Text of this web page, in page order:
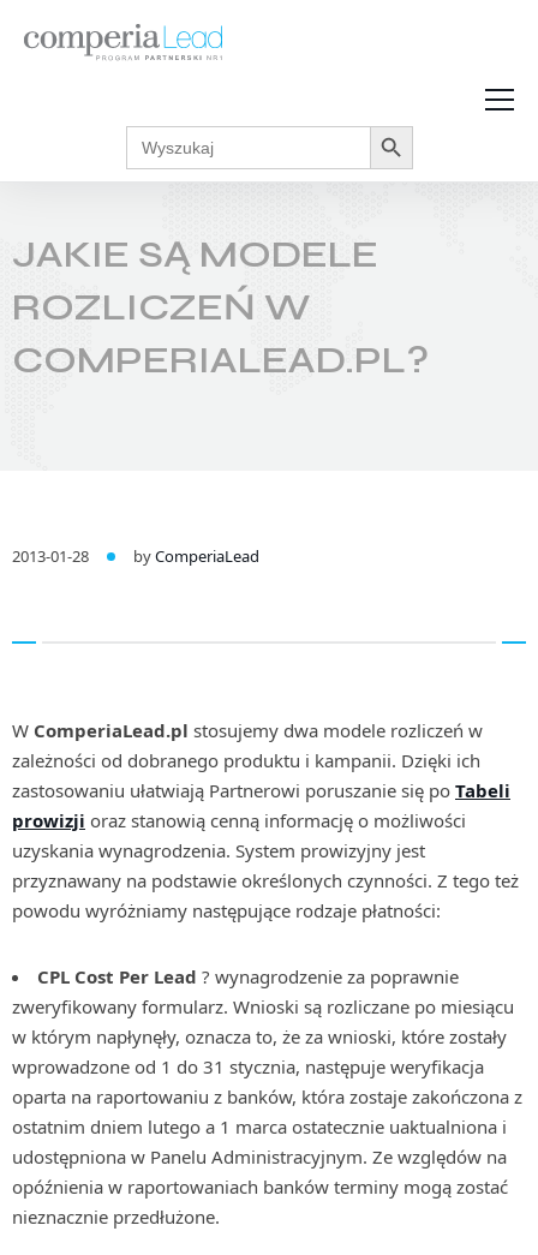
Strefa Wiedzy
Akcje promocyjne
Regulaminy
Search
for:
Search Button
JAKIE SĄ MODELE
ROZLICZEŃ W
COMPERIALEAD.PL?
2013-01-28 byComperiaLead
W ComperiaLead.pl stosujemy dwa modele rozliczeń w
zależności od dobranego produktu i kampanii. Dzięki ich
zastosowaniu ułatwiają Partnerowi poruszanie się po Tabeli
prowizji oraz stanowią cenną informację o możliwości
uzyskania wynagrodzenia. System prowizyjny jest
przyznawany na podstawie określonych czynności. Z tego też
powodu wyróżniamy następujące rodzaje płatności:
CPL Cost Per Lead ? wynagrodzenie za poprawnie
zweryfikowany formularz. Wnioski są rozliczane po miesiącu
w którym napłynęły, oznacza to, że za wnioski, które zostały
wprowadzone od 1 do 31 stycznia, następuje weryfikacja
oparta na raportowaniu z banków, która zostaje zakończona z
ostatnim dniem lutego a 1 marca ostatecznie uaktualniona i
udostępniona w Panelu Administracyjnym. Ze względów na
opóźnienia w raportowaniach banków terminy mogą zostać
nieznacznie przedłużone.